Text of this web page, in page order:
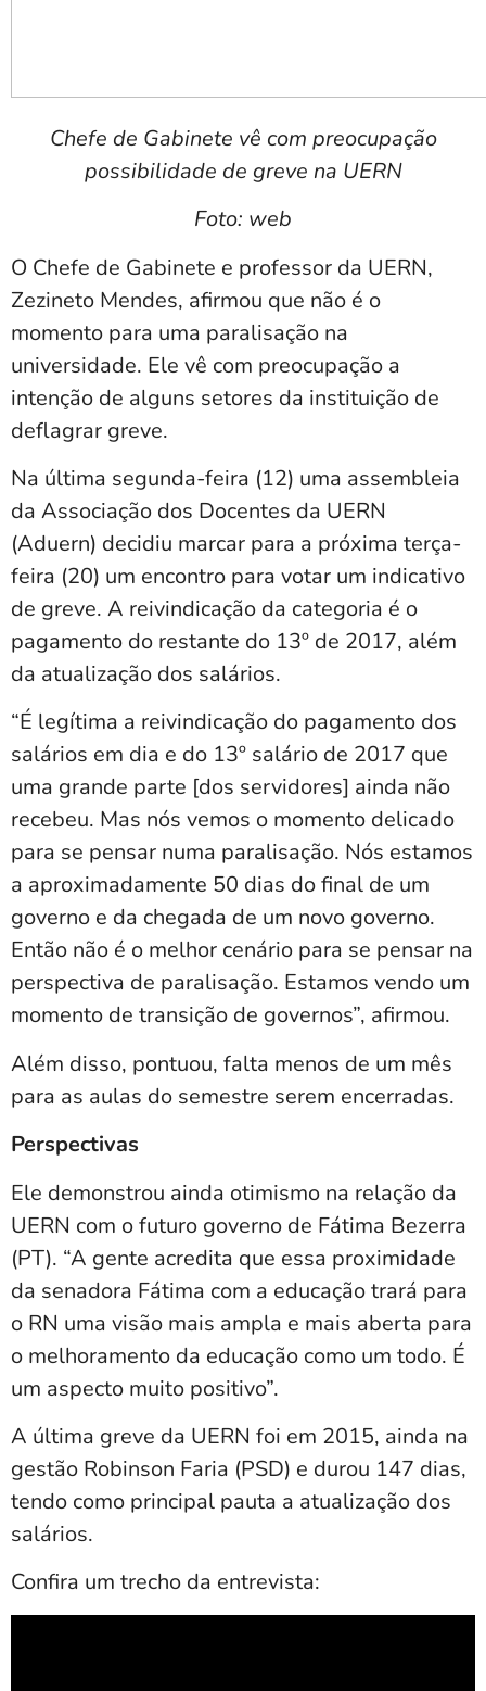
Chefe de Gabinete vê com preocupação
possibilidade de greve na UERN
Foto: web
O Chefe de Gabinete e professor da UERN,
Zezineto Mendes, afirmou que não é o
momento para uma paralisação na
universidade. Ele vê com preocupação a
intenção de alguns setores da instituição de
deflagrar greve.
Na última segunda-feira (12) uma assembleia
da Associação dos Docentes da UERN
(Aduern) decidiu marcar para a próxima terça-
feira (20) um encontro para votar um indicativo
de greve. A reivindicação da categoria é o
pagamento do restante do 13º de 2017, além
da atualização dos salários.
“É legítima a reivindicação do pagamento dos
salários em dia e do 13º salário de 2017 que
uma grande parte [dos servidores] ainda não
recebeu. Mas nós vemos o momento delicado
para se pensar numa paralisação. Nós estamos
a aproximadamente 50 dias do final de um
governo e da chegada de um novo governo.
Então não é o melhor cenário para se pensar na
perspectiva de paralisação. Estamos vendo um
momento de transição de governos”, afirmou.
Além disso, pontuou, falta menos de um mês
para as aulas do semestre serem encerradas.
Perspectivas
Ele demonstrou ainda otimismo na relação da
UERN com o futuro governo de Fátima Bezerra
(PT). “A gente acredita que essa proximidade
da senadora Fátima com a educação trará para
o RN uma visão mais ampla e mais aberta para
o melhoramento da educação como um todo. É
um aspecto muito positivo”.
A última greve da UERN foi em 2015, ainda na
gestão Robinson Faria (PSD) e durou 147 dias,
tendo como principal pauta a atualização dos
salários.
Confira um trecho da entrevista: